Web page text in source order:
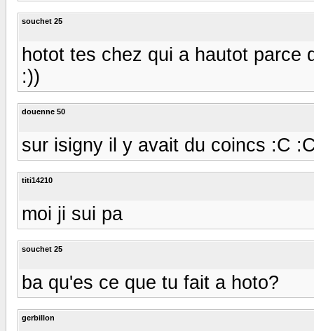
souchet 25
hotot tes chez qui a hautot parce
:))
douenne 50
sur isigny il y avait du coincs :C
titi14210
moi ji sui pa
souchet 25
ba qu'es ce que tu fait a hoto?
gerbillon